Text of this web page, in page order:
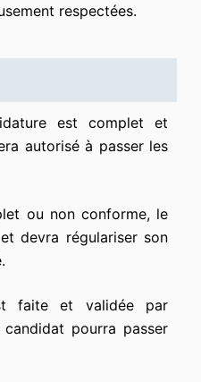
respectées.
est complet et
autorisé à passer les
ou non conforme, le
devra régulariser son
faite et validée par
candidat pourra passer